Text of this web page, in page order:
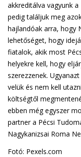
akkreditálva vagyunk
pedig találjuk meg
hajlandóak arra, hogy
lehetőséget, hogy
fiatalok, akik most
helyekre kell, hogy
szerezzenek.
velük és nem kell
költségtől
ebben még egyszer
partner a Pécsi
Nagykanizsai Roma
Fotó: Pexels.com